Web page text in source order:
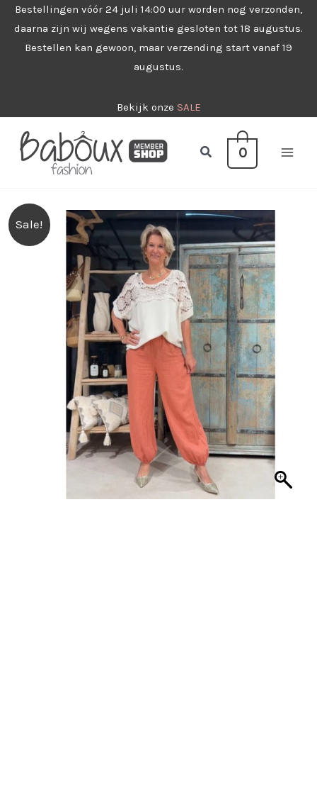
naar
Bestellingen vóór 24 juli 14:00 uur worden nog verzonden,
daarna zijn wij wegens vakantie gesloten tot 18 augustus.
Bestellen kan gewoon, maar verzending start vanaf 19
augustus.
Bekijk onze SALE
Zoeken0
Sale!